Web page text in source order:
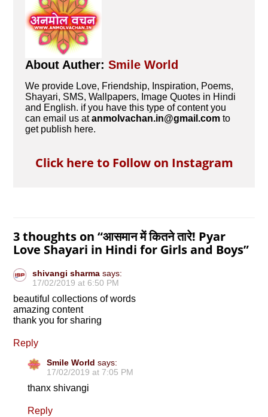
About Auther:Smile World
We provide Love, Friendship, Inspiration, Poems,
Shayari, SMS, Wallpapers, Image Quotes in Hindi
and English. if you have this type of content you
can email us atanmolvachan.in@gmail.com to
get publish here.
Click here to Follow on Instagram
3 thoughts on “आसमान में कितने तारे! Pyar
Love Shayari in Hindi for Girls and Boys”
shivangi sharma says:
17/02/2019 at 6:50 PM
beautiful collections of words
amazing content
thank you for sharing
Reply
Smile World says:
17/02/2019 at 7:05 PM
thanx shivangi
Reply